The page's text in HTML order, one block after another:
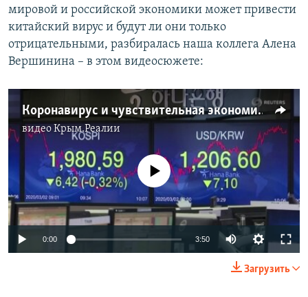
мировой и российской экономики может привести
китайский вирус и будут ли они только
отрицательными, разбиралась наша коллега Алена
Вершинина – в этом видеосюжете:
Коронавирус и чувствительная экономика
видеоКрым.Реалии
No media source currently available
0:00 3:50 Auto
270p
Загрузить